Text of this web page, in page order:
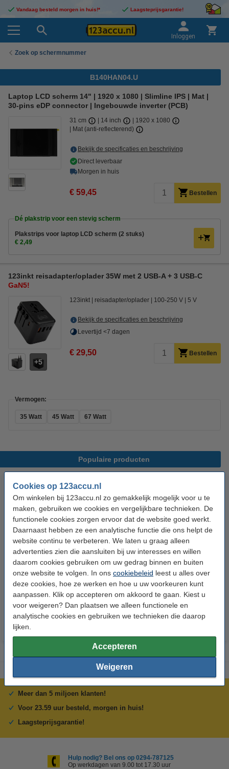
Cookies op 123accu.nl
Om winkelen bij 123accu.nl zo gemakkelijk mogelijk voor u te
maken, gebruiken we cookies en vergelijkbare technieken. De
functionele cookies zorgen ervoor dat de website goed werkt.
Daarnaast hebben ze een analytische functie die ons helpt de
website continu te verbeteren. We laten u graag alleen
advertenties zien die aansluiten bij uw interesses en willen
daarom cookies gebruiken om uw gedrag binnen en buiten
onze website te volgen. In ons cookiebeleid leest u alles over
deze cookies, hoe ze werken en hoe u uw voorkeuren kunt
aanpassen. Klik op accepteren om akkoord te gaan. Kiest u
voor weigeren? Dan plaatsen we alleen functionele en
analytische cookies en gebruiken we technieken die daarop
lijken.
Accepteren
Weigeren
Vandaag besteld morgen in huis!* Laagsteprijsgarantie!
Inloggen
Zoek op schermnummer
B140HAN04.U
Laptop LCD scherm 14" | 1920 x 1080 | Slimline IPS | Mat |
30-pins eDP connector | Ingebouwde inverter (PCB)
31 cm 14 inch
1920 x 1080
Mat (anti-reflecterend)
Bekijk de specificaties en beschrijving
Direct leverbaar
Morgen in huis
€ 59,45 Bestellen
Dé plakstrip voor een stevig scherm
Plakstrips voor laptop LCD scherm (2 stuks)
€ 2,49
123inkt reisadapter/oplader 35W met 2 USB-A + 3 USB-C
GaN5!
5
123inkt reisadapter/oplader 100-250 V 5 V
Bekijk de specificaties en beschrijving
Levertijd <7 dagen
€ 29,50 Bestellen
Vermogen:
35 Watt 45 Watt 67 Watt
Populaire producten
123accu Xtreme Power AAA /
MN2400 / LR03 alkaline batterij
€ 14,50 € 13,05
Inclusief 21%
BTW
123accu Xtreme Power
knoopcellen multipack
€ 5,95 € 5,36 Inclusief 21% BTW
Meer dan 5 miljoen klanten!
Voor 23.59 uur besteld, morgen in huis!
Laagsteprijsgarantie!
Hulp nodig? Bel ons op 0294-787125
Op werkdagen van 9.00 tot 17.30 uur